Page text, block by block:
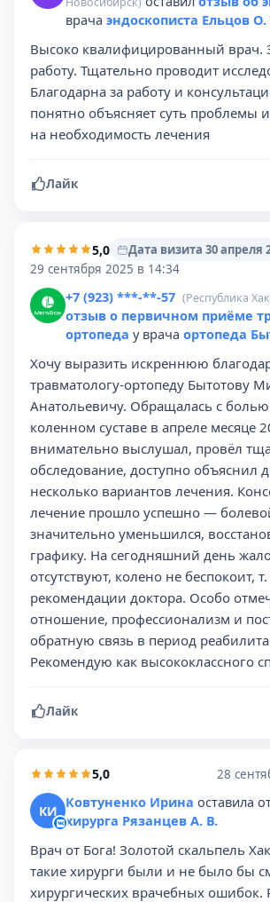
врача эндоскописта Ельцов О.
Высоко квалифицированный врач.
работу. Тщательно проводит
Благодарна за работу и
понятно объясняет суть проблемы
на необходимость лечения
Лайк
5,0
Дата визита 30 апреля
29 сентября 2025 в 14:34
+7 (923) ***-**-57 (Республика
отзыв о первичном приёме
ортопеда у врача ортопеда
Хочу выразить искреннюю
травматологу-ортопеду Бытотову
Анатольевичу. Обращалась с
коленном суставе в апреле месяце
внимательно выслушал, провёл
обследование, доступно объяснил
несколько вариантов лечения.
лечение прошло успешно —
значительно уменьшился,
графику. На сегодняшний день
отсутствуют, колено не беспокоит,
рекомендации доктора. Особо
отношение, профессионализм и
обратную связь в период
Рекомендую как высококлассного
Лайк
5,0 28
КИ Ковтуненко Ирина оставила
хирурга Рязанцев А. В.
Врач от Бога! Золотой скальпель
такие хирурги были и не было бы
хирургических врачебных ошибок.